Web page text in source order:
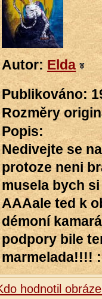
Autor: Elda
Publikováno:
Rozměry
Popis:
Nedivejte se
protoze neni
musela bych
AAAale ted k
démoní
podpory bile
marmelada!!!!
hodnotil